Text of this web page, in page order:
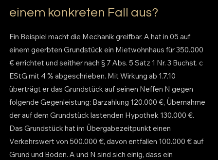
einem konkreten Fall aus?
Ein Beispiel macht die Mechanik greifbar. A hat in 05 auf
einem geerbten Grundstück ein Mietwohnhaus für 350.000
€ errichtet und seither nach § 7 Abs. 5 Satz 1 Nr. 3 Buchst. c
EStG mit 4 % abgeschrieben. Mit Wirkung ab 1.7.10
überträgt er das Grundstück auf seinen Neffen N gegen
folgende Gegenleistung: Barzahlung 120.000 €, Übernahme
der auf dem Grundstück lastenden Hypothek 130.000 €.
Das Grundstück hat im Übergabezeitpunkt einen
Verkehrswert von 500.000 €, davon entfallen 100.000 € auf
Grund und Boden. A und N sind sich einig, dass ein